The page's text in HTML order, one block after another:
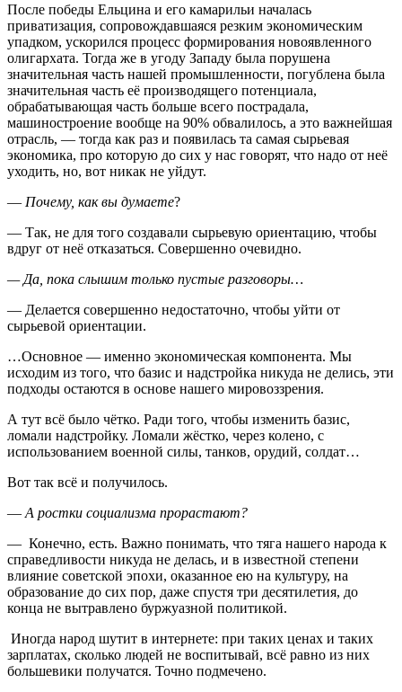
После победы Ельцина и его камарильи началась
приватизация, сопровождавшаяся резким экономическим
упадком, ускорился процесс формирования новоявленного
олигархата. Тогда же в угоду Западу была порушена
значительная часть нашей промышленности, погублена была
значительная часть её производящего потенциала,
обрабатывающая часть больше всего пострадала,
машиностроение вообще на 90% обвалилось, а это важнейшая
отрасль, — тогда как раз и появилась та самая сырьевая
экономика, про которую до сих у нас говорят, что надо от неё
уходить, но, вот никак не уйдут.
— Почему, как вы думаете?
— Так, не для того создавали сырьевую ориентацию, чтобы
вдруг от неё отказаться. Совершенно очевидно.
— Да, пока слышим только пустые разговоры…
— Делается совершенно недостаточно, чтобы уйти от
сырьевой ориентации.
…Основное — именно экономическая компонента. Мы
исходим из того, что базис и надстройка никуда не делись, эти
подходы остаются в основе нашего мировоззрения.
А тут всё было чётко. Ради того, чтобы изменить базис,
ломали надстройку. Ломали жёстко, через колено, с
использованием военной силы, танков, орудий, солдат…
Вот так всё и получилось.
— А ростки социализма прорастают?
— Конечно, есть. Важно понимать, что тяга нашего народа к
справедливости никуда не делась, и в известной степени
влияние советской эпохи, оказанное ею на культуру, на
образование до сих пор, даже спустя три десятилетия, до
конца не вытравлено буржуазной политикой.
Иногда народ шутит в интернете: при таких ценах и таких
зарплатах, сколько людей не воспитывай, всё равно из них
большевики получатся. Точно подмечено.